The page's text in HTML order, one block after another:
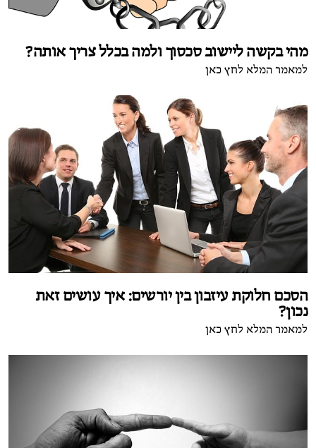
מהי בקשה ליישוב סכסוך ולמה בכלל צריך אותה?
למאמר המלא לחץ כאן
הסכם חלוקת עיזבון בין יורשים: איך עושים זאת
נכון?
למאמר המלא לחץ כאן